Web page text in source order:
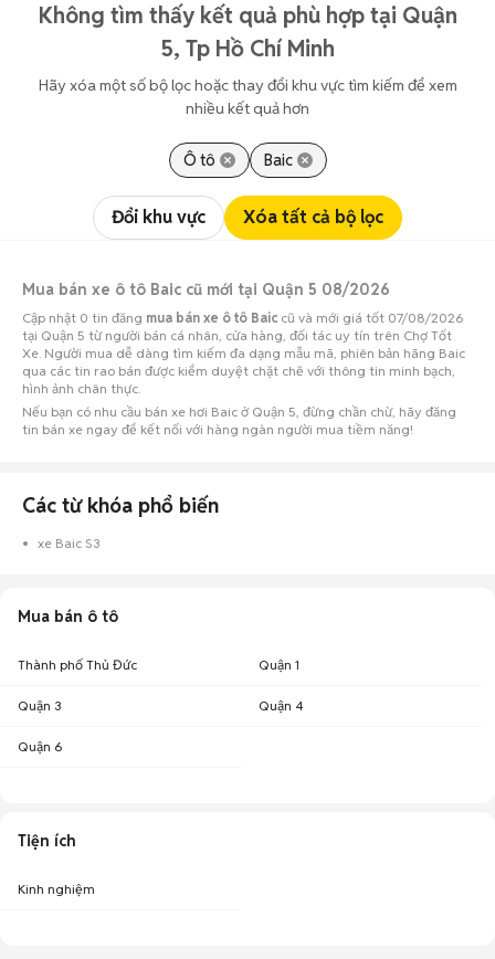
Không tìm thấy kết quả phù hợp tại Quận
5, Tp Hồ Chí Minh
Hãy xóa một số bộ lọc hoặc thay đổi khu vực tìm kiếm để xem
nhiều kết quả hơn
Ô tô Baic
Đổi khu vực Xóa tất cả bộ lọc
Mua bán xe ô tô Baic cũ mới tại Quận 5 08/2026
Cập nhật 0 tin đăng mua bán xe ô tô Baic cũ và mới giá tốt 07/08/2026
tại Quận 5 từ người bán cá nhân, cửa hàng, đối tác uy tín trên Chợ Tốt
Xe. Người mua dễ dàng tìm kiếm đa dạng mẫu mã, phiên bản hãng Baic
qua các tin rao bán được kiểm duyệt chặt chẽ với thông tin minh bạch,
hình ảnh chân thực.
Nếu bạn có nhu cầu bán xe hơi Baic ở Quận 5, đừng chần chừ, hãy đăng
tin bán xe ngay để kết nối với hàng ngàn người mua tiềm năng!
Các từ khóa phổ biến
xe Baic S3
Mua bán ô tô
Thành phố Thủ Đức Quận 1
Quận 3 Quận 4
Quận 6
Tiện ích
Kinh nghiệm